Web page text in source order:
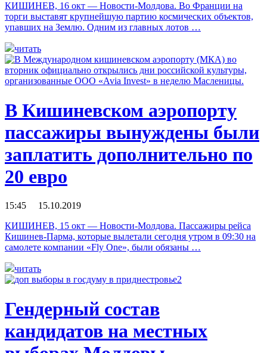
КИШИНЕВ, 16 окт — Новости-Молдова. Во Франции на
торги выставят крупнейшую партию космических объектов,
упавших на Землю. Одним из главных лотов …
читать
В Кишиневском аэропорту
пассажиры вынуждены были
заплатить дополнительно по
20 евро
15:45 15.10.2019
КИШИНЕВ, 15 окт — Новости-Молдова. Пассажиры рейса
Кишинев-Парма, которые вылетали сегодня утром в 09:30 на
самолете компании «Fly One», были обязаны …
читать
Гендерный состав
кандидатов на местных